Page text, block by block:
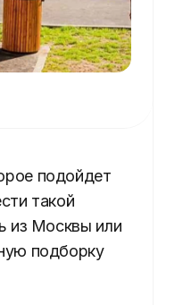
подойдет
такой
из Москвы или
подборку